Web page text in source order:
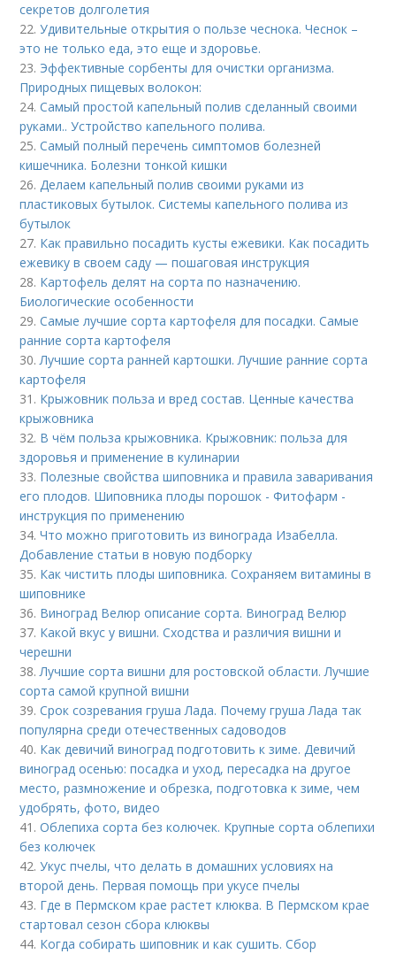
секретов долголетия
22.Удивительные открытия о пользе чеснока. Чеснок –
это не только еда, это еще и здоровье.
23. Эффективные сорбенты для очистки организма.
Природных пищевых волокон:
24.Самый простой капельный полив сделанный своими
руками.. Устройство капельного полива.
25.Самый полный перечень симптомов болезней
кишечника. Болезни тонкой кишки
26.Делаем капельный полив своими руками из
пластиковых бутылок. Системы капельного полива из
бутылок
27. Как правильно посадить кусты ежевики. Как посадить
ежевику в своем саду — пошаговая инструкция
28. Картофель делят на сорта по назначению.
Биологические особенности
29.Самые лучшие сорта картофеля для посадки. Самые
ранние сорта картофеля
30.Лучшие сорта ранней картошки. Лучшие ранние сорта
картофеля
31. Крыжовник польза и вред состав. Ценные качества
крыжовника
32. В чём польза крыжовника. Крыжовник: польза для
здоровья и применение в кулинарии
33. Полезные свойства шиповника и правила заваривания
его плодов. Шиповника плоды порошок - Фитофарм -
инструкция по применению
34.Что можно приготовить из винограда Изабелла.
Добавление статьи в новую подборку
35. Как чистить плоды шиповника. Сохраняем витамины в
шиповнике
36. Виноград Велюр описание сорта. Виноград Велюр
37. Какой вкус у вишни. Сходства и различия вишни и
черешни
38.Лучшие сорта вишни для ростовской области. Лучшие
сорта самой крупной вишни
39.Срок созревания груша Лада. Почему груша Лада так
популярна среди отечественных садоводов
40. Как девичий виноград подготовить к зиме. Девичий
виноград осенью: посадка и уход, пересадка на другое
место, размножение и обрезка, подготовка к зиме, чем
удобрять, фото, видео
41.Облепиха сорта без колючек. Крупные сорта облепихи
без колючек
42.Укус пчелы, что делать в домашних условиях на
второй день. Первая помощь при укусе пчелы
43. Где в Пермском крае растет клюква. В Пермском крае
стартовал сезон сбора клюквы
44. Когда собирать шиповник и как сушить. Сбор